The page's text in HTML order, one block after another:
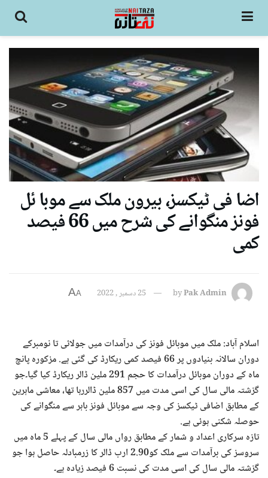
اضا فی ٹیکسز، بیرون ملک سے موبا ئل
فونز منگوانے کی شرح میں 66 فیصد
کمی
byPak Admin 25 دسمبر , 2022 A
A
اسلام آباد: ملک میں موبائل فونز کی درآمدات میں جولائی تا نومبرکے
دوران سالانہ بنیادوں پر 66 فیصد کمی ریکارڈ کی گئی ہے. مزکورہ پانچ
ماہ کے دوران موبائل درآمدات کا حجم 291 ملین ڈالر ریکارڈ کیا گیا۔جو
گزشتہ مالی سال کی اسی مدت میں 857 ملین ڈالررہا تھا، معاشی ماہرین
کے مطابق اضافی ٹیکسز کی وجہ سے موبائل فونز باہر سے منگوانے کی
حوصلہ شکنی ہوئی ہے.
تازہ سرکاری اعداد و شمار کے مطابق رواں مالی سال کے پہلے 5 ماہ میں
سروسز کی برآمدات سے ملک کو2.90 ارب ڈالر کا زرمبادلہ حاصل ہوا جو
گزشتہ مالی سال کی اسی مدت کی نسبت 6 فیصد زیادہ ہے۔